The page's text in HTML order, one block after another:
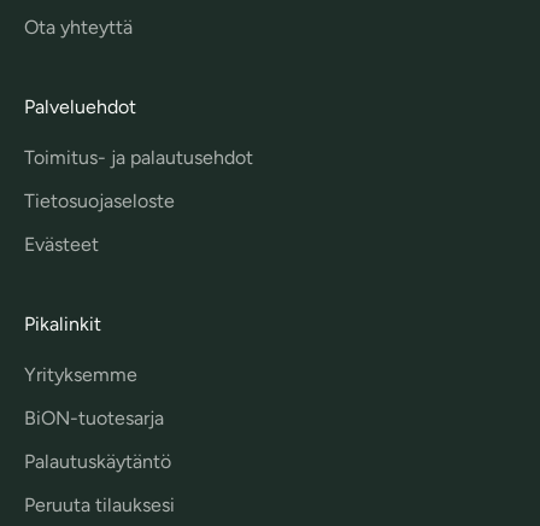
Ota yhteyttä
Palveluehdot
Toimitus- ja palautusehdot
Tietosuojaseloste
Evästeet
Pikalinkit
Yrityksemme
BiON-tuotesarja
Palautuskäytäntö
Peruuta tilauksesi